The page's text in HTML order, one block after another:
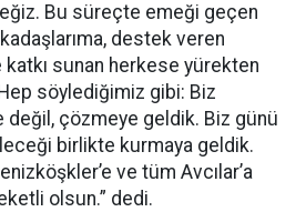
Bu süreçte emeği geçen
destek veren
katkı sunan herkese yürekten
söylediğimiz gibi: Biz
değil, çözmeye geldik. Biz günü
birlikte kurmaya geldik.
ve tüm Avcılar’a
olsun.” dedi.